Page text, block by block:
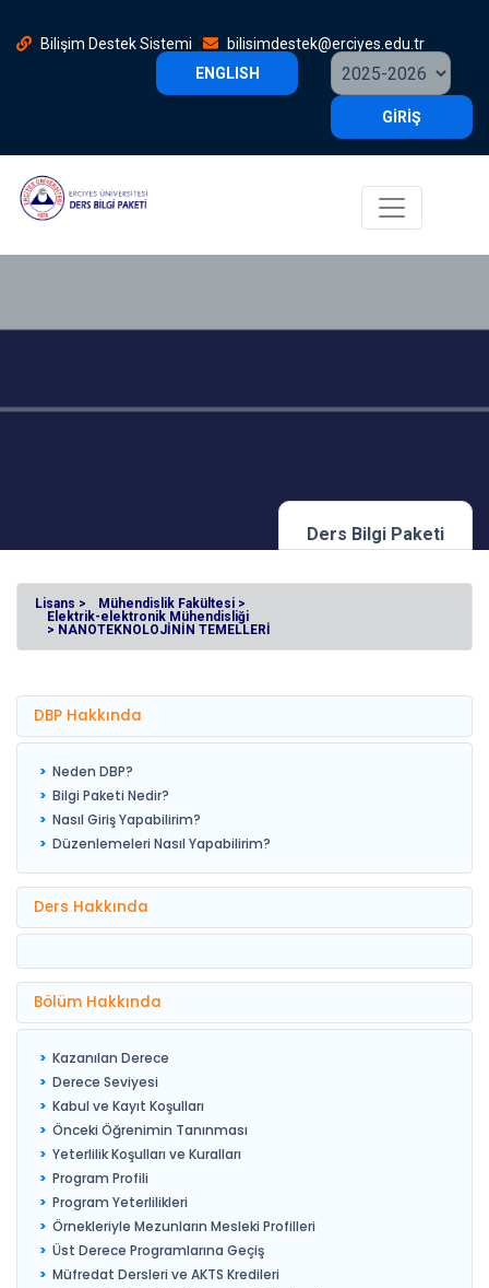
Bilişim Destek Sistemi
bilisimdestek@erciyes.edu.tr
ENGLISH
GİRİŞ
Ders Bilgi Paketi
Lisans >
Mühendislik Fakültesi >
Elektrik-elektronik Mühendisliği
> NANOTEKNOLOJİNİN TEMELLERİ
DBP Hakkında
Neden DBP?
Bilgi Paketi Nedir?
Nasıl Giriş Yapabilirim?
Düzenlemeleri Nasıl Yapabilirim?
Ders Hakkında
Bölüm Hakkında
Kazanılan Derece
Derece Seviyesi
Kabul ve Kayıt Koşulları
Önceki Öğrenimin Tanınması
Yeterlilik Koşulları ve Kuralları
Program Profili
Program Yeterlilikleri
Örnekleriyle Mezunların Mesleki Profilleri
Üst Derece Programlarına Geçiş
Müfredat Dersleri ve AKTS Kredileri